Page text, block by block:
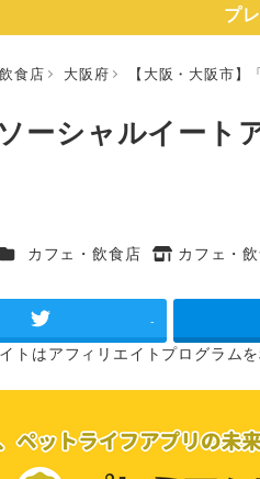
プ
食店 大阪府 【大阪・大阪市】
ーシャルイート
設ジャンル
カフェ・飲食店
タグ
カフェ・
-
トはアフィリエイトプログラムを